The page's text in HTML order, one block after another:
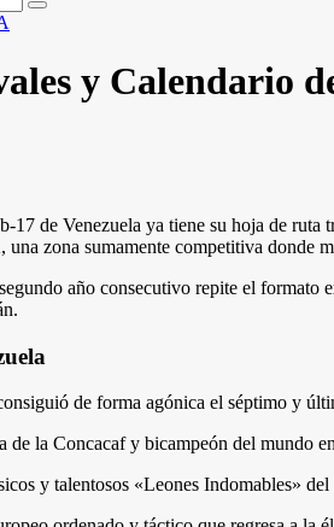
y Calendario
17 de Venezuela ya tiene su hoja de ruta
una zona sumamente competitiva donde
año consecutivo repite el formato
de forma agónica el séptimo y
de la Concacaf y bicampeón del mundo
y talentosos «Leones Indomables»